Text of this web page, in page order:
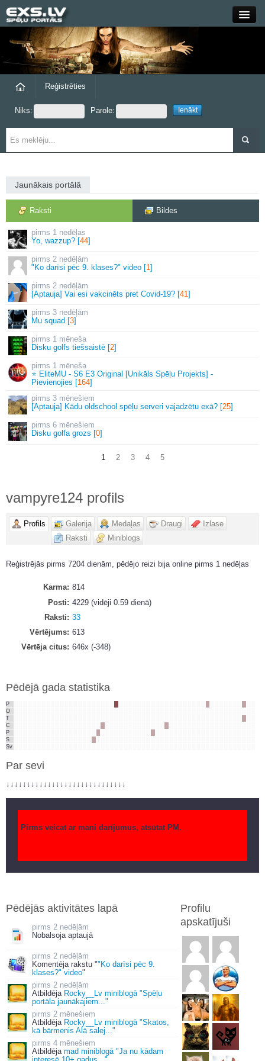
Grupas
Reģistrēties
Niks: Parole:
Jaunākais portālā
Raksti Bildes
1 nedēļas
Yo, wazzup? [44]
2 nedēļām
"Ko darīsi pēc 9. klases?" video [1]
2 nedēļām
[Aptauja] Vai esi vakcinēts pret Covid-19? [41]
3 nedēļām
Mu squad [3]
1 mēneša
Disku golfs tiešsaistē [2]
1 mēneša
⭐ EliteMU - S6 E3 Original [Unikāls Spēļu Projekts] -
Pievienojies [164]
3 mēnešiem
[Aptauja] Kādu oldschool spēļu serveri vajadzētu exā? [25]
6 mēnešiem
Disku golfa grozs [0]
1 2 3 4 5
vampyre124 profils
Profils Galerija Medaļas Draugi
Izlase
Raksti
Miniblogs
Reģistrējās pirms 7204 dienām, pēdējo reizi bija online pirms 1 nedēļas
Karma
814
Posti
4229 (vidēji 0.59 dienā)
Raksti
33
Vērtējums
613
Vērtēja citus
646x (-348)
Pēdējā gada statistika
P
O
T
C
P
S
Sv
Par sevi
↓↓↓↓↓↓↓↓↓↓↓↓↓↓↓↓↓↓↓↓↓↓↓↓↓↓↓↓↓
Pirms veicat ar mani darījumus, atsūtat PM.
Pēdējās aktivitātes lapā
2 nedēļām
Nobalsoja aptaujā
2 nedēļām
Komentēja rakstu ""Ko darīsi pēc 9.
klases?" video"
2 nedēļām
Atbildēja Rocky__Lv miniblogā "Spēļu
portāla jaunākajiem..."
2 mēnešiem
Atbildēja Rocky__Lv miniblogā "Skatos,
kā bārmenis Alā salej..."
4 mēnešiem
Atbildēja mad miniblogā "Ja nu kādam
Profilu
apskatījuši